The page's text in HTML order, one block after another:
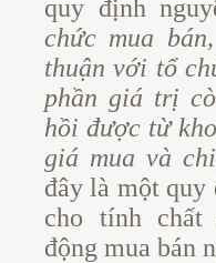
quy định
chức mua
thuận với tổ
phần giá trị
hồi được từ
giá mua và
đây là một
cho tính
động mua bán